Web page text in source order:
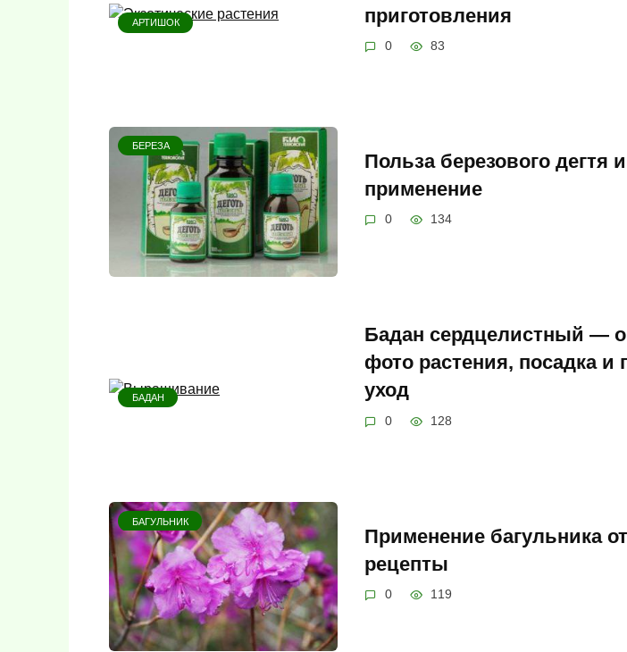
АРТИШОК
приготовления
0 83
БЕРЕЗА
Польза березового дегтя
применение
0 134
БАДАН
Бадан сердцелистный —
фото растения, посадка
уход
0 128
БАГУЛЬНИК
Применение багульника
рецепты
0 119